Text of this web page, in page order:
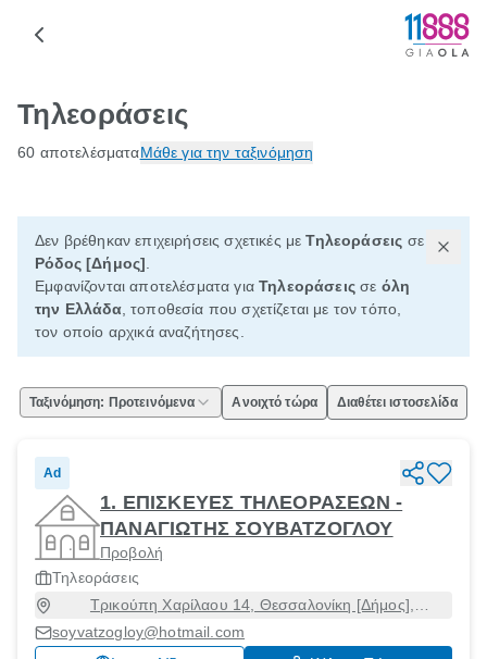
Τηλεοράσεις
60 αποτελέσματαΜάθε για την ταξινόμηση
Δεν βρέθηκαν επιχειρήσεις σχετικές μεΤηλεοράσεις σε
Ρόδος [Δήμος]
Εμφανίζονται αποτελέσματα γιαΤηλεοράσειςσε όλη
την Ελλάδα, τοποθεσία που σχετίζεται με τον τόπο,
τον οποίο αρχικά αναζήτησες.
Ταξινόμηση: Προτεινόμενα Ανοιχτό τώρα Διαθέτει ιστοσελίδα
Ad
1. ΕΠΙΣΚΕΥΕΣ ΤΗΛΕΟΡΑΣΕΩΝ -
ΠΑΝΑΓΙΩΤΗΣ ΣΟΥΒΑΤΖΟΓΛΟΥ
Προβολή
Τηλεοράσεις
Τρικούπη Χαρίλαου 14, Θεσσαλονίκη [Δήμος],
Θεσσαλονίκη, 54640
soyvatzogloy@hotmail.com